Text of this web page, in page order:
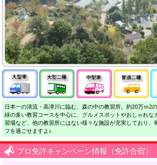
日本一の清流・高津川に臨む、森の中の教習所。約20万ｍ2
緑の多い教習コースを中心に、グルメスポットやおしゃれな
習場など、他の教習所にはない様々な施設が充実しており、
フを過ごせますよ♪
プロ免許キャンペーン情報（免許合宿）